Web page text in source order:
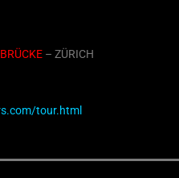
– ZÜRICH
tour.html